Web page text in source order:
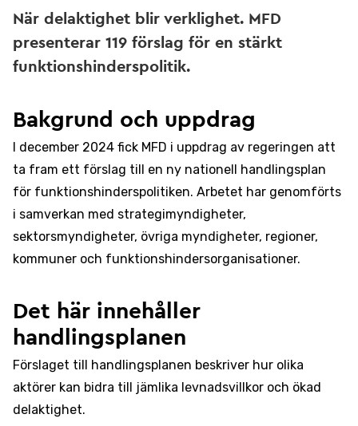
När delaktighet blir verklighet. MFD
presenterar 119 förslag för en stärkt
funktionshinderspolitik.
Bakgrund och uppdrag
I december 2024 fick MFD i uppdrag av regeringen att
ta fram ett förslag till en ny nationell handlingsplan
för funktionshinderspolitiken. Arbetet har genomförts
i samverkan med strategimyndigheter,
sektorsmyndigheter, övriga myndigheter, regioner,
kommuner och funktionshindersorganisationer.
Det här innehåller
handlingsplanen
Förslaget till handlingsplanen beskriver hur olika
aktörer kan bidra till jämlika levnadsvillkor och ökad
delaktighet.